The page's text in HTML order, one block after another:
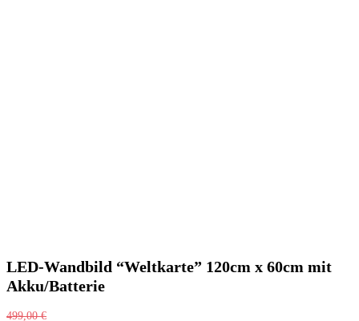
LED-Wandbild “Weltkarte” 120cm x 60cm mit
Akku/Batterie
499,00€